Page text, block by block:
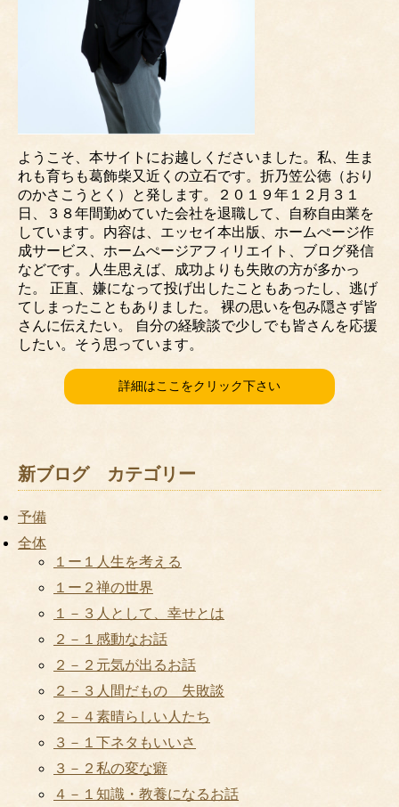
ようこそ、本サイトにお越しくださいました。私、生ま
れも育ちも葛飾柴又近くの立石です。折乃笠公徳（おり
のかさこうとく）と発します。２０１９年１２月３１
日、３８年間勤めていた会社を退職して、自称自由業を
しています。内容は、エッセイ本出版、ホームぺージ作
成サービス、ホームぺージアフィリエイト、ブログ発信
などです。人生思えば、成功よりも失敗の方が多かっ
た。 正直、嫌になって投げ出したこともあったし、逃げ
てしまったこともありました。 裸の思いを包み隠さず皆
さんに伝えたい。 自分の経験談で少しでも皆さんを応援
したい。そう思っています。
詳細はここをクリック下さい
新ブログ カテゴリー
予備
全体
１ー１人生を考える
１ー２禅の世界
１－３人として、幸せとは
２－１感動なお話
２－２元気が出るお話
２－３人間だもの 失敗談
２－４素晴らしい人たち
３－１下ネタもいいさ
３－２私の変な癖
４－１知識・教養になるお話